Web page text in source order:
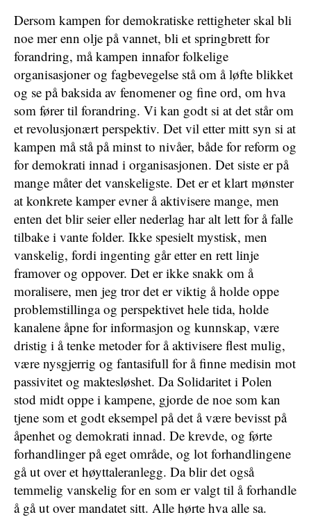
Dersom kampen for demokratiske rettigheter skal bli
noe mer enn olje på vannet, bli et springbrett for
forandring, må kampen innafor folkelige
organisasjoner og fagbevegelse stå om å løfte blikket
og se på baksida av fenomener og fine ord, om hva
som fører til forandring. Vi kan godt si at det står om
et revolusjonært perspektiv. Det vil etter mitt syn si at
kampen må stå på minst to nivåer, både for reform og
for demokrati innad i organisasjonen. Det siste er på
mange måter det vanskeligste. Det er et klart mønster
at konkrete kamper evner å aktivisere mange, men
enten det blir seier eller nederlag har alt lett for å falle
tilbake i vante folder. Ikke spesielt mystisk, men
vanskelig, fordi ingenting går etter en rett linje
framover og oppover. Det er ikke snakk om å
moralisere, men jeg tror det er viktig å holde oppe
problemstillinga og perspektivet hele tida, holde
kanalene åpne for informasjon og kunnskap, være
dristig i å tenke metoder for å aktivisere flest mulig,
være nysgjerrig og fantasifull for å finne medisin mot
passivitet og maktesløshet. Da Solidaritet i Polen
stod midt oppe i kampene, gjorde de noe som kan
tjene som et godt eksempel på det å være bevisst på
åpenhet og demokrati innad. De krevde, og førte
forhandlinger på eget område, og lot forhandlingene
gå ut over et høyttaleranlegg. Da blir det også
temmelig vanskelig for en som er valgt til å forhandle
å gå ut over mandatet sitt. Alle hørte hva alle sa.